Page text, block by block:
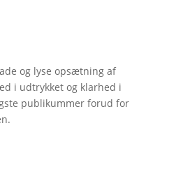
og lyse opsætning af
i udtrykket og klarhed i
publikummer forud for